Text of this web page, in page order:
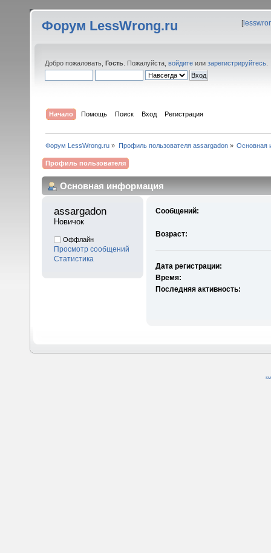
Форум LessWrong.ru [
Добро пожаловать, Гость . Пожалуйста, войдите или зарегистрируйтесь
Начало Помощь Поиск Вход Регистрация
Форум LessWrong.ru » Профиль пользователя assargadon» Основная
Профиль пользователя
Основная информация
assargadon
Новичок
Оффлайн
Просмотр сообщений
Статистика
Сообщений:
Возраст:
Дата регистрации:
Время:
Последняя активность: